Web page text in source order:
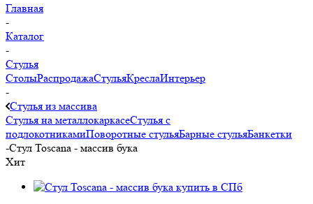
Главная
-
Каталог
-
Стулья
СтолыРаспродажаСтульяКреслаИнтерьер
-
Стулья из массива
Стулья на металлокаркасеСтулья с
подлокотникамиПоворотные стульяБарные стульяБанкетки
-Стул Toscana - массив бука
Хит